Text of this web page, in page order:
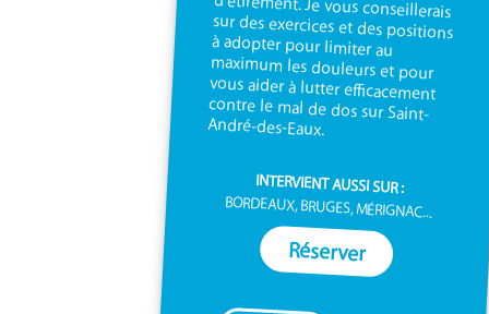
André-des-Eaux.
INTERVIENT AUSSI SUR :
BORDEAUX, BRUGES, MÉRIGNAC...
Réserver